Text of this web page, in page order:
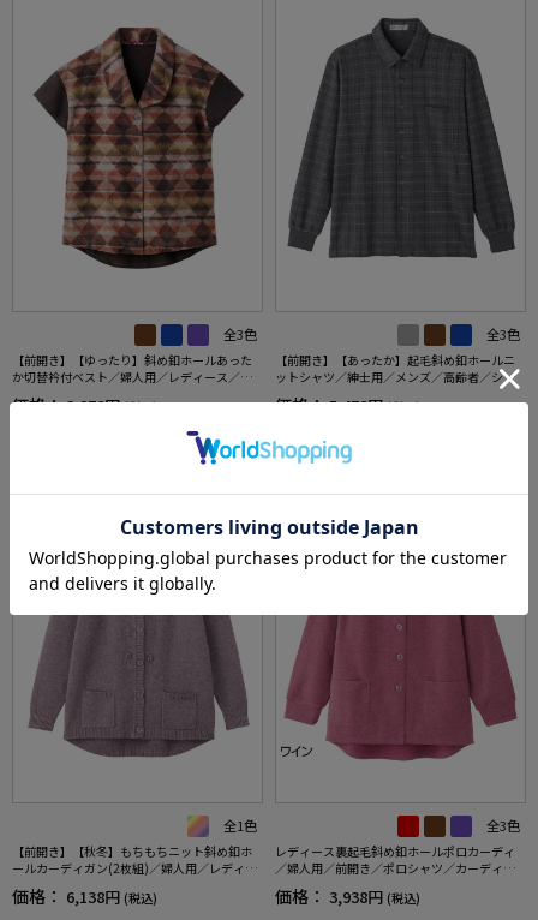
全3色
【前開き】【ゆったり】斜め釦ホールあった
か切替衿付ベスト／婦人用／レディース／高
齢者／シニア／後ろ長め／名前記入欄付【C
価格：3,278円 (税込)
全3色
【前開き】【あったか】起毛斜め釦ホールニ
ットシャツ／紳士用／メンズ／高齢者／シニ
ア／秋冬／名前記入欄付／胸ポケット／洗濯
価格：5,478円 (税込)
全1色
【前開き】【秋冬】もちもちニット斜め釦ホ
ールカーディガン(2枚組)／婦人用／レディー
ス／シニア／高齢者／おしゃれ／あったか／
ギフト／プレゼント／名前記入欄付／ゆった
価格： 6,138円 (税込)
全3色
レディース裏起毛斜め釦ホールポロカーディ
／婦人用／前開き／ポロシャツ／カーディガ
ン【CF】
価格： 3,938円 (税込)